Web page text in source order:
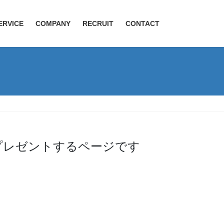
COMPANY RECRUIT CONTACT
ゼントするページです